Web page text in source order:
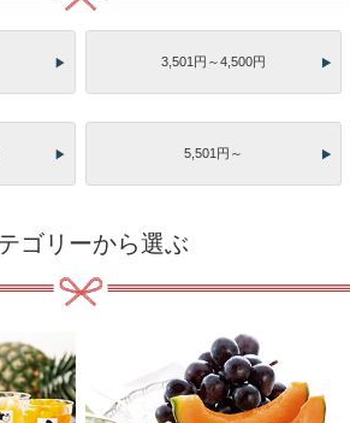
3,501円～4,500円
5,501円～
ゴリーから選ぶ